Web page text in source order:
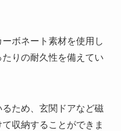
ボネート素材を使用し
りの耐久性を備えてい
ため、玄関ドアなど磁
収納することができま